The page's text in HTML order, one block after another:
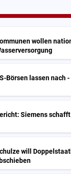
wollen
Börsen lassen nach
Siemens
will